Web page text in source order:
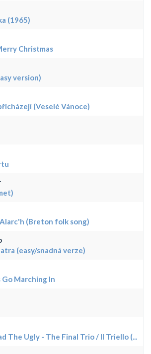
(1965)
Christmas
version)
(Veselé Vánoce)
(Breton folk song)
(easy/snadná verze)
Marching In
The Ugly - The Final Trio / Il Triello (...